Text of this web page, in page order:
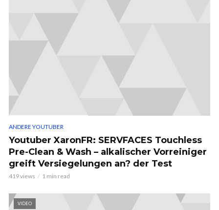
ANDERE YOUTUBER
Youtuber XaronFR: SERVFACES Touchless
Pre-Clean & Wash – alkalischer Vorreiniger
greift Versiegelungen an? der Test
419 views 1 min read
VIDEO